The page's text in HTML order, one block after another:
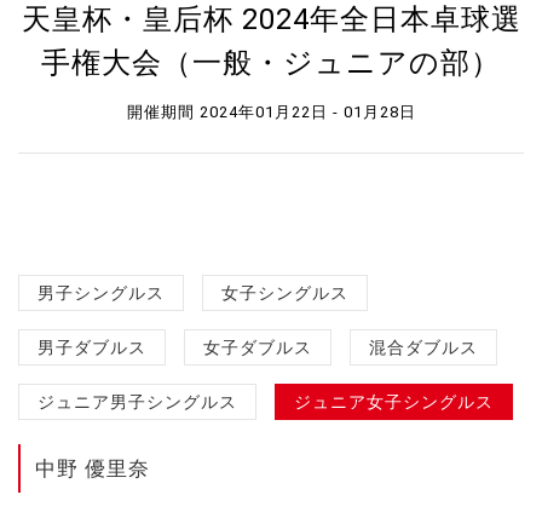
天皇杯・皇后杯 2024年全日本卓球選
手権大会（一般・ジュニアの部）
開催期間 2024年01月22日 - 01月28日
男子シングルス 女子シングルス
男子ダブルス 女子ダブルス 混合ダブルス
ジュニア男子シングルス ジュニア女子シングルス
中野 優里奈